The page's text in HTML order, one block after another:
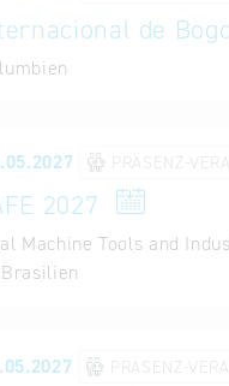
de
PRÄSENZ-
2027
Machine Tools and
PRÄSENZ-